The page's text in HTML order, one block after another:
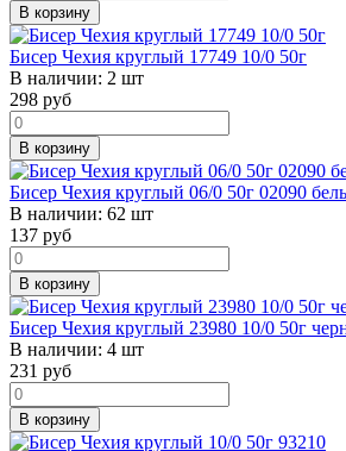
В корзину
Бисер Чехия круглый 17749 10/0 50г
В наличии: 2 шт
298 руб
В корзину
Бисер Чехия круглый 06/0 50г 02090
В наличии: 62 шт
137 руб
В корзину
Бисер Чехия круглый 23980 10/0 50г
В наличии: 4 шт
231 руб
В корзину